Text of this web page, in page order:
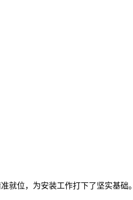
就位，为安装工作打下了坚实基础。